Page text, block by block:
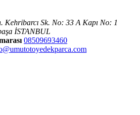
Kehribarcı Sk. No: 33 A Kapı No: 1
İSTANBUL
08509693460